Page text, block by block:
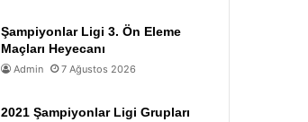
Şampiyonlar Ligi 3. Ön Eleme
Maçları Heyecanı
Admin 7 Ağustos 2026
2021 Şampiyonlar Ligi Grupları